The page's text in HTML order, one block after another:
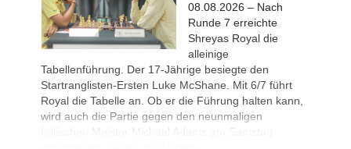
Dominguez Perez - Liang (C84)
Interesting Novelty
Praggnanandhaa R - Van Foreest
Interesting Novelty
So - Giri (D38)
New Opening Trend
Van Foreest - So (C28)
New Opening Trend
08.08.2026 – Nach
Runde 7 erreichte
Shreyas Royal die
alleinige
Tabellenführung. Der 17-Jährige besiegte den
Startranglisten-Ersten Luke McShane. Mit 6/7 führt
Royal die Tabelle an. Ob er die Führung halten kann,
wird auch die Partie gegen den neunmaligen
britischen Meister Michael Adams am Samstag